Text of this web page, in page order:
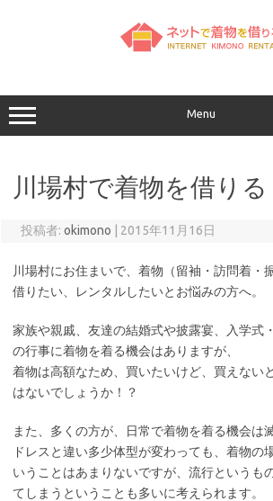
キ
ッ
プ
Menu
川場村で着物を借りる
投稿者: okimono 2015年11月16日
川場村にお住まいで、着物（留袖・訪問着・
借りたい、レンタルしたいとお悩みの方へ。
家族や親戚、友達の結婚式や披露宴、入学式
の行事に着物を着る機会はありますが、
着物は高額なため、買いたいけど、買えない
はないでしょうか！？
また、多くの方が、日常で着物を着る機会は
ドレスと違い多少体型が変わっても、着物の
いうことはあまりないですが、流行というも
てしまうということも多いに考えられます。